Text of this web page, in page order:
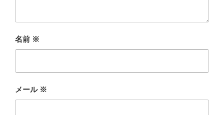
名前 ※
メール ※